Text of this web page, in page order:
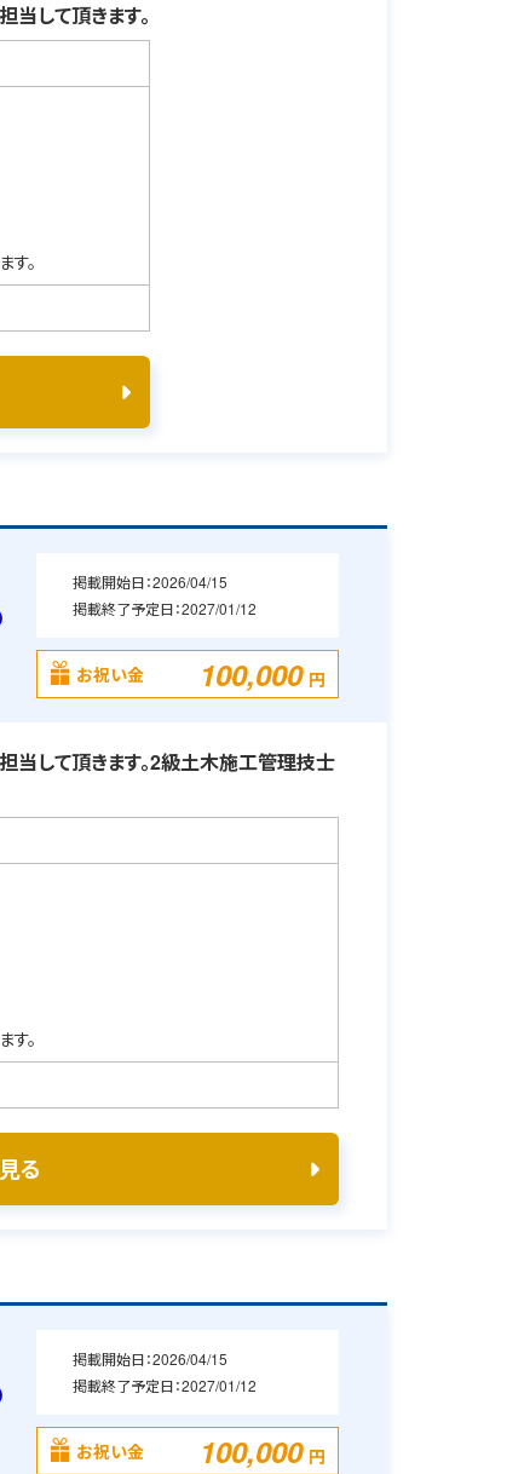
して頂きます。
。
掲載開始日：2026/04/15
掲載終了予定日：2027/01/12
お祝い金 100,000 円
して頂きます。2級土木施工管理技士
。
る
掲載開始日：2026/04/15
掲載終了予定日：2027/01/12
お祝い金 100,000 円